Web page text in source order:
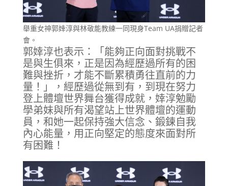
舉重女神郭婞淳與林敬能教練一同現身Team UA捐贈記者
會。
郭婞淳也表示：「能夠正向面對挑戰不
是與生俱來，正是因為經歷過所有的困
難與挫折，才能不斷累積勇往直前的力
量！」，經歷過從無到有，到現在努力
登上體壇世界舞台獲得成就，婞淳勉勵
學弟妹與所有渴望站上世界體壇的運動
員，和她一起保持強大信念、鍛鍊自我
內心能量，用正向堅定的態度來面對所
有困難！